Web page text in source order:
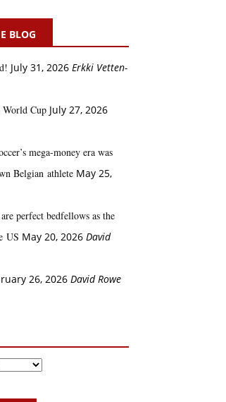
BLOG
July 31, 2026 Erkki Vetten­­
World Cup July 27, 2026
mega‑money era was
Belgian athlete May 25,
perfect bedfellows as the
US May 20, 2026 David
26, 2026 David Rowe